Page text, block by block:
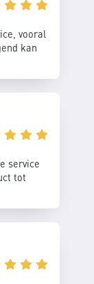
vooral
kan
service
tot